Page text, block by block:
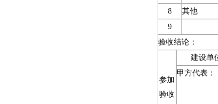
8
其他
9
验收结论：
参加
验收
建设单
甲方代表：